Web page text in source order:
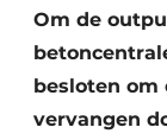
Persen
Om de
besloten om
vervangen